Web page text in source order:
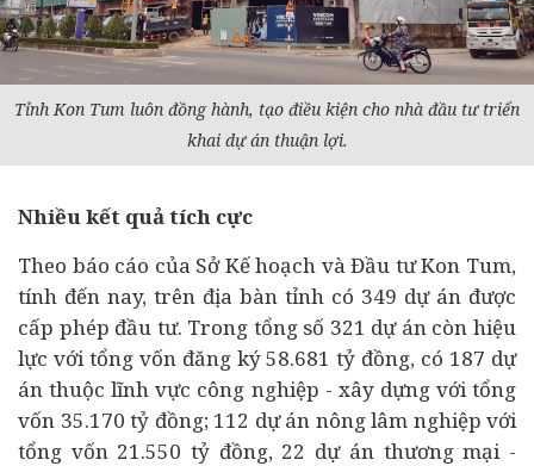
Tỉnh Kon Tum luôn đồng hành, tạo điều kiện cho nhà đầu tưtriển
khai dự ánthuận lợi.
Nhiều kết quả tích cực
Theo báo cáo của Sở Kế hoạch và Đầu tư Kon Tum,
tính đến nay, trên địa bàn tỉnh có 349 dự án được
cấp phép đầu tư. Trong tổng số 321 dự án còn hiệu
lực với tổng vốn đăng ký 58.681 tỷ đồng, có 187 dự
án thuộc lĩnh vực công nghiệp - xây dựng với tổng
vốn 35.170 tỷ đồng; 112 dự án nông lâm nghiệp với
tổng vốn 21.550 tỷ đồng, 22 dự án thương mại -